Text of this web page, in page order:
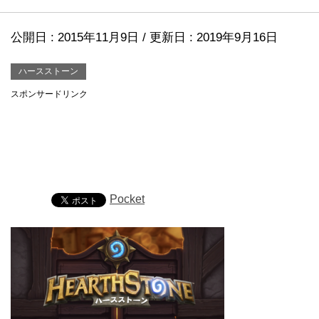
公開日 : 2015年11月9日 / 更新日 : 2019年9月16日
ハースストーン
スポンサードリンク
Pocket